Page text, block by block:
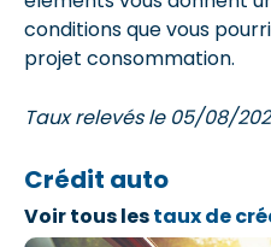
conditions que vous
projet consommation.
Taux relevés le 05/08/
Crédit auto
Voir tous lestaux de